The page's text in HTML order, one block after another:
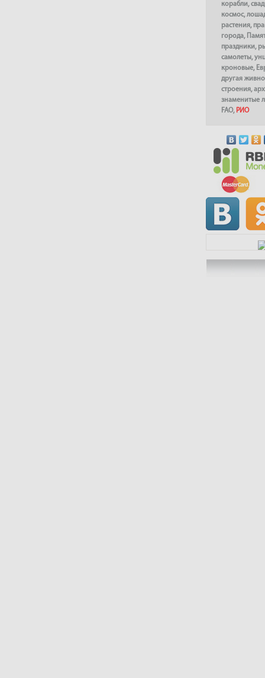
корабли,
космос,
растения,
города,
праздники,
самолеты,
кроновые,
другая
строения,
знаменитые
FAO, РИО